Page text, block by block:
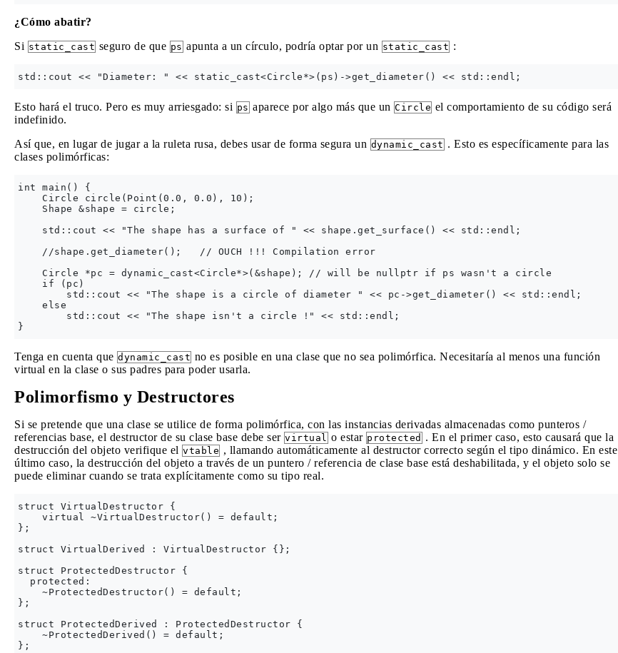
¿Cómo abatir?
Si static_cast seguro de que ps apunta a un círculo, podría optar por un static_cast :
Esto hará el truco. Pero es muy arriesgado: si ps aparece por algo más que un Circle el comportamiento de su código será
indefinido.
Así que, en lugar de jugar a la ruleta rusa, debes usar de forma segura un dynamic_cast . Esto es específicamente para las
clases polimórficas:
int main() {
    Circle circle(Point(0.0, 0.0), 10);
    Shape &shape = circle;
    std::cout << "The shape has a surface of " << shape.get_surface() << std::endl;
    //shape.get_diameter();   // OUCH !!! Compilation error
    Circle *pc = dynamic_cast<Circle*>(&shape); // will be nullptr if ps wasn't a circle
    if (pc)
        std::cout << "The shape is a circle of diameter " << pc->get_diameter() << std::endl;
    else
        std::cout << "The shape isn't a circle !" << std::endl;
Tenga en cuenta que dynamic_cast no es posible en una clase que no sea polimórfica. Necesitaría al menos una función
virtual en la clase o sus padres para poder usarla.
Polimorfismo y Destructores
Si se pretende que una clase se utilice de forma polimórfica, con las instancias derivadas almacenadas como punteros /
referencias base, el destructor de su clase base debe ser virtual o estar protected . En el primer caso, esto causará que la
destrucción del objeto verifique el vtable , llamando automáticamente al destructor correcto según el tipo dinámico. En este
último caso, la destrucción del objeto a través de un puntero / referencia de clase base está deshabilitada, y el objeto solo se
puede eliminar cuando se trata explícitamente como su tipo real.
struct VirtualDestructor {
    virtual ~VirtualDestructor() = default;
};
struct VirtualDerived : VirtualDestructor {};
struct ProtectedDestructor {
  protected:
    ~ProtectedDestructor() = default;
};
struct ProtectedDerived : ProtectedDestructor {
    ~ProtectedDerived() = default;
};